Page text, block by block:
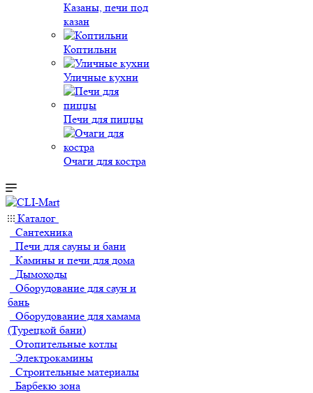
Казаны, печи под
казан
Коптильни
Уличные кухни
Печи для пиццы
Очаги для костра
Каталог
Сантехника
Печи для сауны и бани
Камины и печи для дома
Дымоходы
Оборудование для саун и
бань
Оборудование для хамама
(Турецкой бани)
Отопительные котлы
Электрокамины
Строительные материалы
Барбекю зона